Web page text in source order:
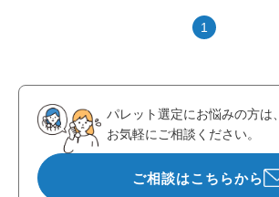
1
パレット選定にお悩みの方は、
お気軽にご相談ください。
ご相談はこちらから